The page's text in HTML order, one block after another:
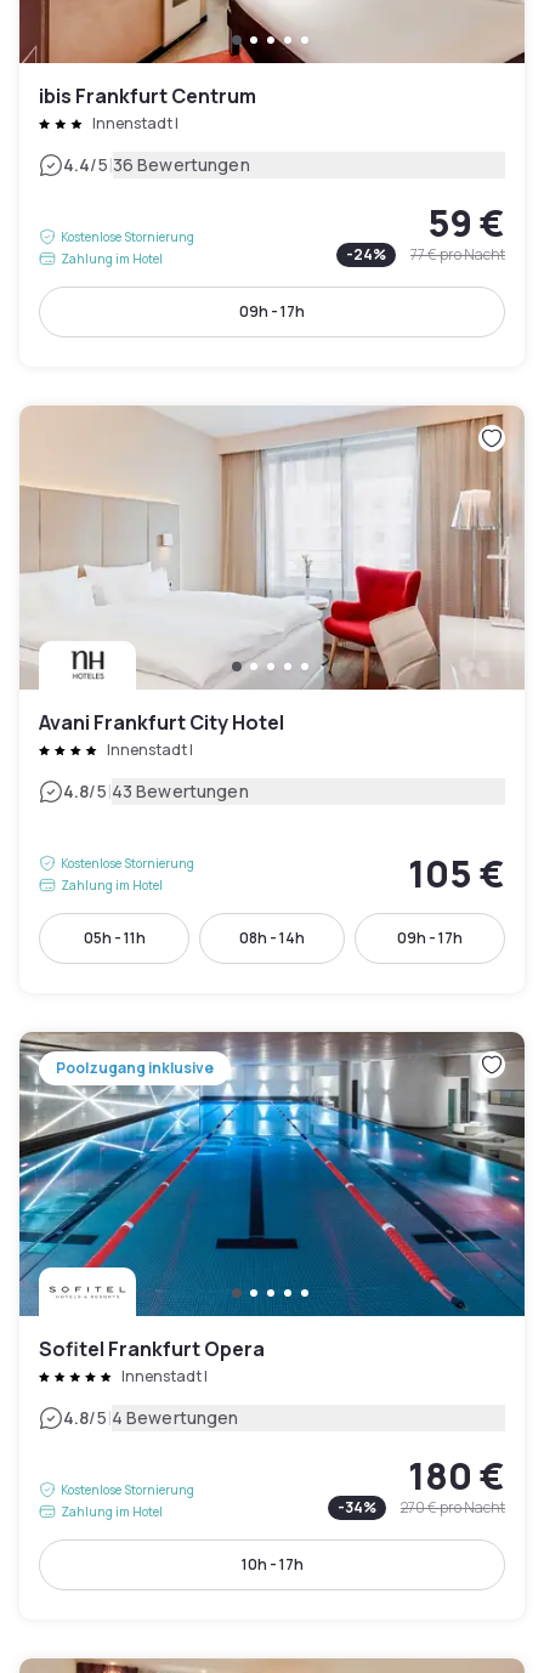
ibis Frankfurt Centrum
Innenstadt I
4.4/5|36 Bewertungen
Kostenlose Stornierung
Zahlung im Hotel
59 €
-24% 77 €pro Nacht
09h - 17h
Avani Frankfurt City Hotel
Innenstadt I
4.8/5|43 Bewertungen
Kostenlose Stornierung
Zahlung im Hotel
105 €
05h - 11h 08h - 14h 09h - 17h
Poolzugang inklusive
Sofitel Frankfurt Opera
Innenstadt I
4.8/5|4 Bewertungen
Kostenlose Stornierung
Zahlung im Hotel
180 €
-34% 270 €pro Nacht
10h - 17h